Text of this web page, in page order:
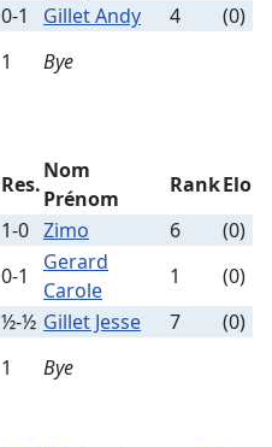
0-1 Gillet Andy 4
(0)
1
Bye
Res.
Nom
Prénom
RankElo
1-0 Zimo 6
(0)
0-1
Gerard
Carole
1
(0)
½-½ Gillet Jesse 7
(0)
1
Bye